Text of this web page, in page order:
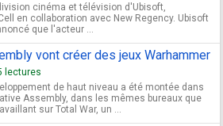
cinéma et télévision d'Ubisoft,
en collaboration avec New Regency. Ubisoft
que l'acteur ...
vont créer des jeux Warhammer
lectures
de haut niveau a été montée dans
Assembly, dans les mêmes bureaux que
sur Total War, un ...